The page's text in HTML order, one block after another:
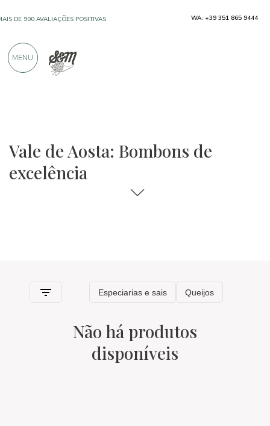
Vale de Aosta: Bombons de
excelência
Não há produtos
disponíveis
DE 900 AVALIAÇÕES POSITIVAS WA: +39 351 865 9444
MENU